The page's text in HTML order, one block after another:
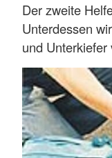
Der zweite
Unterdessen
und